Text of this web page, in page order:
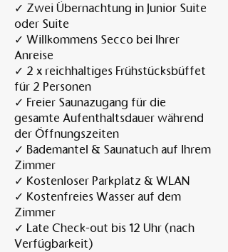
✓ Zwei Übernachtung in Junior Suite
oder Suite
✓ Willkommens Secco bei Ihrer
Anreise
✓ 2 x reichhaltiges Frühstücksbüffet
für 2 Personen
✓ Freier Saunazugang für die
gesamte Aufenthaltsdauer während
der Öffnungszeiten
✓ Bademantel & Saunatuch auf Ihrem
Zimmer
✓ Kostenloser Parkplatz & WLAN
✓ Kostenfreies Wasser auf dem
Zimmer
✓ Late Check-out bis 12 Uhr (nach
Verfügbarkeit)